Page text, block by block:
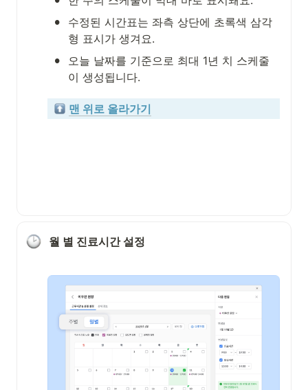
•
수정된 시간표는 좌측 상단에 초록색 삼각
형 표시가 생겨요.
•
오늘 날짜를 기준으로 최대 1년 치 스케줄
이 생성됩니다.
맨 위로 올라가기
월 별 진료시간 설정